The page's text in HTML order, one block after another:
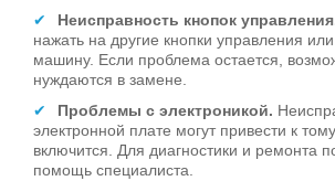
Неисправность кнопок
нажать на другие кнопки управления
машину. Если проблема остается,
нуждаются в замене.
Проблемы с электроникой.
электронной плате могут привести к
включится. Для диагностики и ремонта
помощь специалиста.